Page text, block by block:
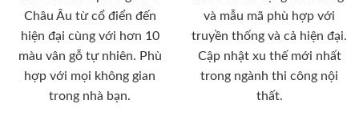
Châu Âu từ cổ điển đến
hiện đại cùng với hơn 10
màu vân gỗ tự nhiên. Phù
hợp với mọi không gian
trong nhà bạn.
và mẫu mã phù hợp với
truyền thống và cả hiện đại.
Cập nhật xu thế mới nhất
trong ngành thi công nội
thất.